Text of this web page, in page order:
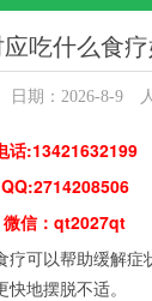
吃什么食疗
期：2026-8-9 人
话:13421632199
QQ:2714208506
微信：qt2027qt
可以帮助缓解症
地摆脱不适。